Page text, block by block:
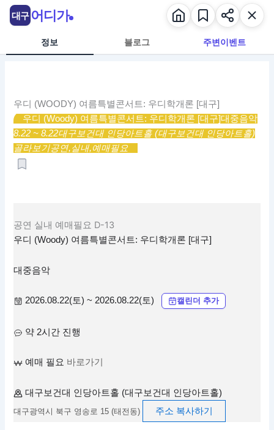
정보 블로그 주변이벤트
우디 (WOODY) 여름특별콘서트: 우디학개론 [대구]
우디 (Woody) 여름특별콘서트: 우디학개론 [대구]대중음악
8.22 ~ 8.22대구보건대 인당아트홀 (대구보건대 인당아트홀)
골라보기공연,실내,예매필요
공연 실내 예매필요 D-13
우디 (Woody) 여름특별콘서트: 우디학개론 [대구]
대중음악
2026.08.22(토) ~ 2026.08.22(토) 캘린더 추가
약 2시간 진행
예매 필요 바로가기
대구보건대 인당아트홀 (대구보건대 인당아트홀)
대구광역시 북구 영송로 15 (태전동) 주소 복사하기
대구 어디가